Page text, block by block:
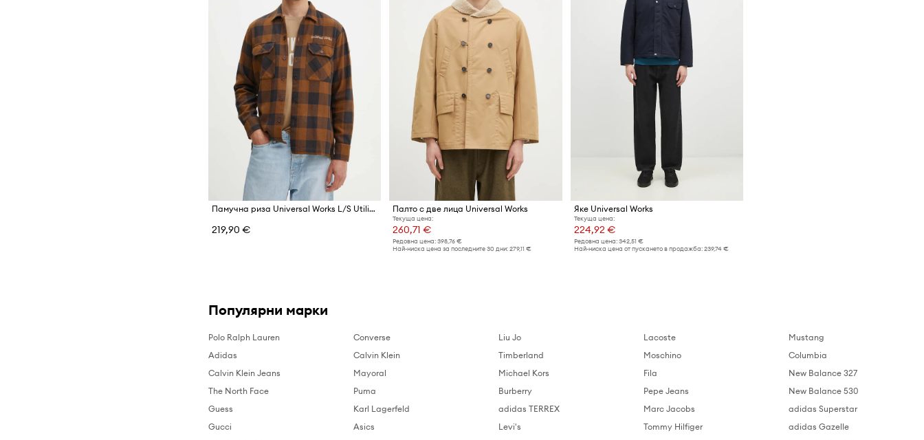
Памучна риза Universal Works L/S Utility Shirt
219,90 €
Палто с две лица Universal Works
Текуща цена:
260,71 €
Редовна цена: 398,76 €
Най-ниска цена за последните 30 дни: 279,11 €
Яке Universal Works
Текуща цена:
224,92 €
Редовна цена: 342,51 €
Най-ниска цена от пускането в продажба: 239,74 €
Популярни марки
Polo Ralph Lauren
Adidas
Calvin Klein Jeans
The North Face
Guess
Gucci
Converse
Calvin Klein
Mayoral
Puma
Karl Lagerfeld
Asics
Liu Jo
Timberland
Michael Kors
Burberry
adidas TERREX
Levi's
Lacoste
Moschino
Fila
Pepe Jeans
Marc Jacobs
Tommy Hilfiger
Mustang
Columbia
New Balance 327
New Balance 530
adidas Superstar
adidas Gazelle